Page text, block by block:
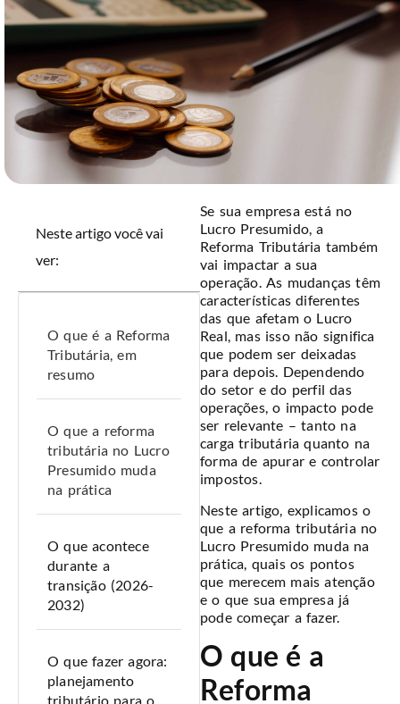
Neste artigo você vai
ver:
O que é a Reforma
Tributária, em
resumo
O que a reforma
tributária no Lucro
Presumido muda
na prática
O que acontece
durante a
transição (2026-
2032)
O que fazer agora:
planejamento
tributário para o
Se sua empresa está no
Lucro Presumido, a
Reforma Tributária também
vai impactar a sua
operação. As mudanças têm
características diferentes
das que afetam o Lucro
Real, mas isso não significa
que podem ser deixadas
para depois. Dependendo
do setor e do perfil das
operações, o impacto pode
ser relevante – tanto na
carga tributária quanto na
forma de apurar e controlar
impostos.
Neste artigo, explicamos o
que a reforma tributária no
Lucro Presumido muda na
prática, quais os pontos
que merecem mais atenção
e o que sua empresa já
pode começar a fazer.
O que é a
Reforma